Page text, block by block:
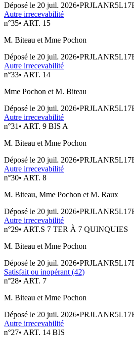
Déposé le 20 juil. 2026•
Autre irrecevabilité
n°35• ART. 15
M. Biteau et Mme Pochon
Déposé le 20 juil. 2026•
Autre irrecevabilité
n°33• ART. 14
Mme Pochon et M. Biteau
Déposé le 20 juil. 2026•
Autre irrecevabilité
n°31 • ART. 9 BIS A
M. Biteau et Mme Pochon
Déposé le 20 juil. 2026•
Autre irrecevabilité
n°30• ART. 8
M. Biteau, Mme Pochon et M. Raux
Déposé le 20 juil. 2026•
Autre irrecevabilité
n°29• ART.S 7 TER À 7 QUINQUIES
M. Biteau et Mme Pochon
Déposé le 20 juil. 2026•
Satisfait ou inopérant (42)
n°28• ART. 7
M. Biteau et Mme Pochon
Déposé le 20 juil. 2026•
Autre irrecevabilité
n°27• ART. 14 BIS